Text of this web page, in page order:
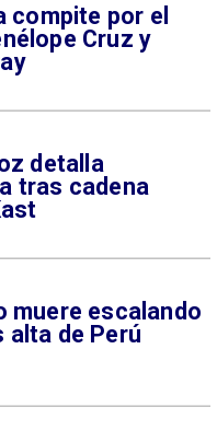
compite por el
Cruz y
detalla
tras cadena
muere escalando
alta de Perú